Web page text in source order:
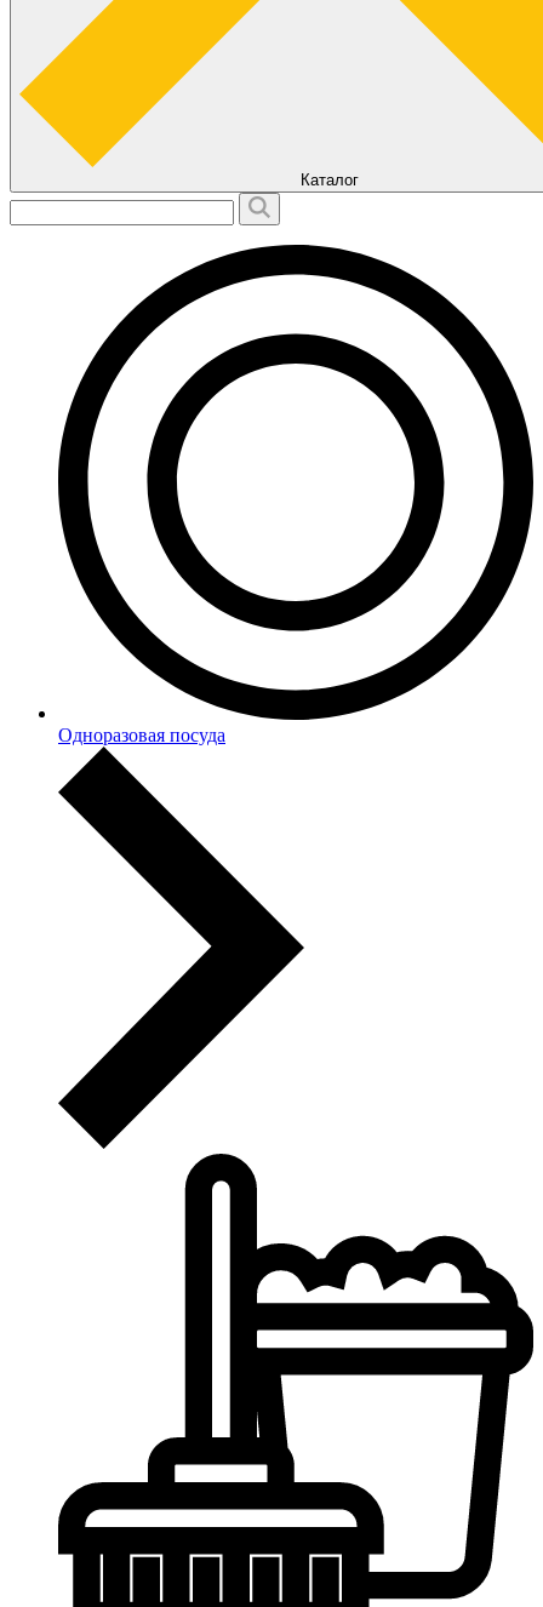
Каталог
Одноразовая посуда